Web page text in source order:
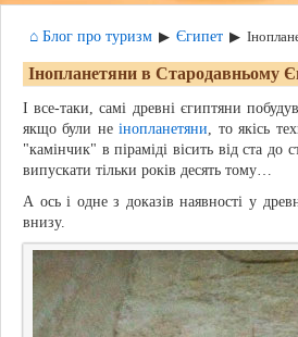
⌂ Блог про туризм ▶ Єгипет ▶
Інопланетяни в Стародавньому
І все-таки, самі древні єгиптяни
якщо були неінопланетяни, то якісь
"камінчик" в піраміді вісить від ста до
випускати тільки років десять тому…
А ось і одне з доказів наявності у
внизу.